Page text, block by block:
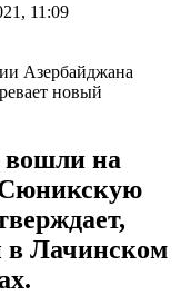
11:09
новый
вошли на
Сюникскую
в Лачинском